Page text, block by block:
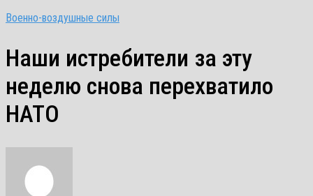
Военно-воздушные силы
Наши истребители за эту
неделю снова перехватило
НАТО